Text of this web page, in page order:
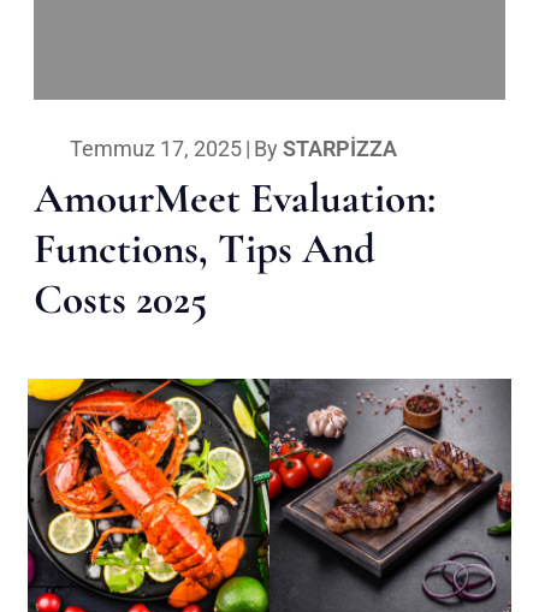
Temmuz 17, 2025| By STARPIZZA
AmourMeet Evaluation:
Functions, Tips And
Costs 2025